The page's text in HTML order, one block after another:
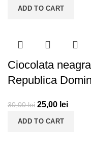
ADD TO CART
Ciocolata
Republica
30,00lei 25,00 lei
ADD TO CART